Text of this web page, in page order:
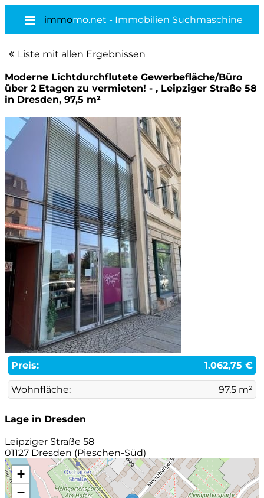
immomo.net - Immobilien Suchmaschine
Liste mit allen Ergebnissen
Moderne Lichtdurchflutete Gewerbefläche/Büro
über 2 Etagen zu vermieten! - , Leipziger Straße 58
in Dresden, 97,5 m²
Preis: 1.062,75 €
Wohnfläche: 97,5 m²
Lage in Dresden
Leipziger Straße 58
01127 Dresden (Pieschen-Süd)
+
−